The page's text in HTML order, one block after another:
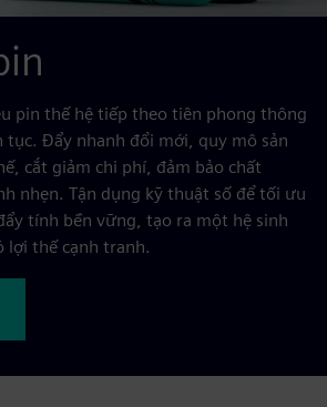
pin thế hệ tiếp theo tiên phong thông
tục. Đẩy nhanh đổi mới, quy mô sản
cắt giảm chi phí, đảm bảo chất
nhẹn. Tận dụng kỹ thuật số để tối ưu
tính bền vững, tạo ra một hệ sinh
lợi thế cạnh tranh.